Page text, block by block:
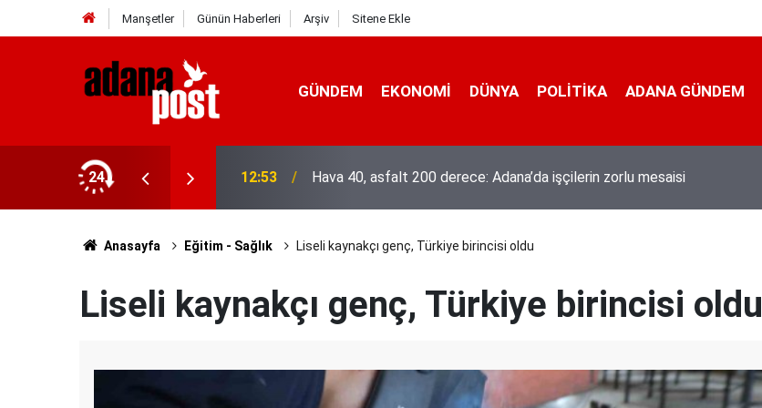
Manşetler Günün Haberleri Arşiv Sitene Ekle
GÜNDEM EKONOMI DÜNYA POLİTİKA ADANA GÜNDEM
24
karşı direniyor 12:53 Hava 40, asfalt 200 derece: Adana’da işçilerin zorlu mesaisi
Anasayfa Eğitim - Sağlık Liseli kaynakçı genç, Türkiye birincisi oldu
Liseli kaynakçı genç, Türkiye birincisi oldu